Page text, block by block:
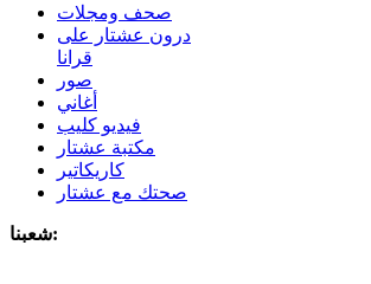
صحف ومجلات
درون عشتار على
قرانا
صور
أغاني
فيديو كليب
مكتبة عشتار
كاريكاتير
صحتك مع عشتار
شعبنا: